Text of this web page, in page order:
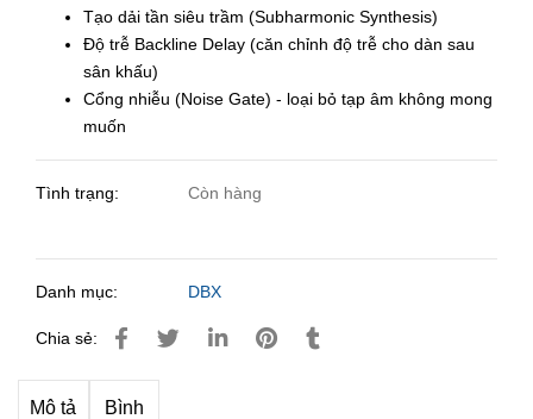
Tạo dải tần siêu trầm (Subharmonic Synthesis)
Độ trễ Backline Delay (căn chỉnh độ trễ cho dàn sau
sân khấu)
Cổng nhiễu (Noise Gate) - loại bỏ tạp âm không mong
muốn
Tình trạng: Còn hàng
Danh mục: DBX
Chia sẻ:
Mô tả
Bình